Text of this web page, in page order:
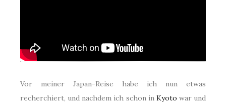
Vor meiner Japan-Reise habe ich nun etwas
recherchiert, und nachdem ich schon in Kyoto war und